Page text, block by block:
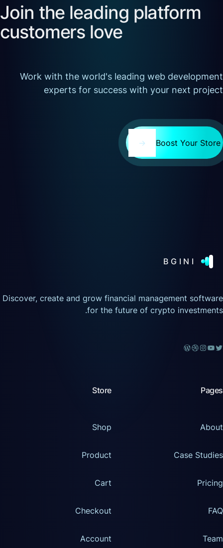
Join the leading platform
customers love
Work with the world's leading web development
experts for success with your next project
Boost Your Store
→
BGINI
Discover, create and grow financial management software
for the future of crypto investments.
Pages
About
Case Studies
Pricing
FAQ
Team
Store
Shop
Product
Cart
Checkout
Account